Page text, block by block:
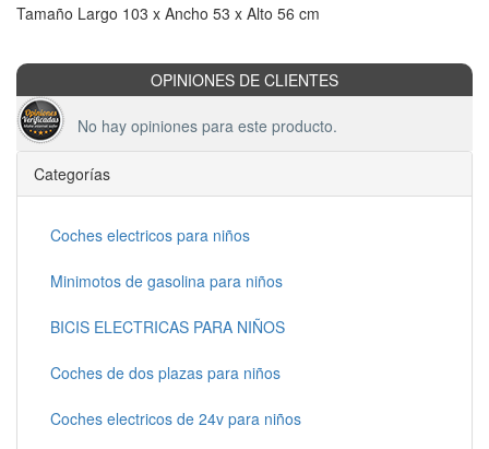
Tamaño Largo 103 x Ancho 53 x Alto 56 cm
OPINIONES DE CLIENTES
No hay opiniones para este producto.
Categorías
Coches electricos para niños
Minimotos de gasolina para niños
BICIS ELECTRICAS PARA NIÑOS
Coches de dos plazas para niños
Coches electricos de 24v para niños